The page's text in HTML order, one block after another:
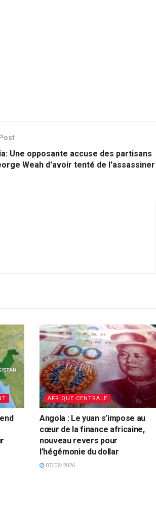
Une opposante accuse des partisans
Weah d'avoir tenté de l'assassiner
AFRIQUE CENTRALE
Angola : Le yuan s’impose au
cœur de la finance africaine,
nouveau revers pour
l’hégémonie du dollar
07/08/2026